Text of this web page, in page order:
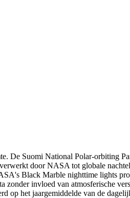
De Suomi National Polar-orbiting
door NASA tot globale
Black Marble nighttime lights
invloed van atmosferische
op het jaargemiddelde van de